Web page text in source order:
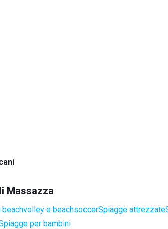
Massazza
e beachsoccerSpiagge attrezzate
per bambini